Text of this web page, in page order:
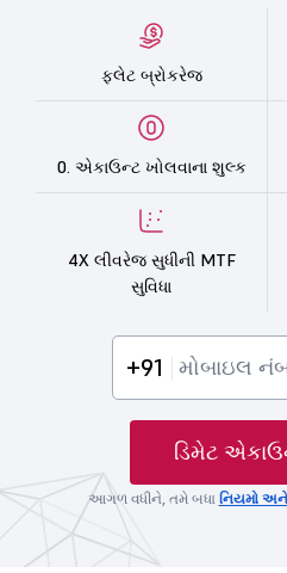
ફ્લેટ બ્રોકરેજ
0. એકાઉન્ટ ખોલવાના શુલ્ક
4X લીવરેજ સુધીની MTF
સુવિધા
+91
ડિમેટ
આગળ વધીને, તમે બધા નિયમો અને